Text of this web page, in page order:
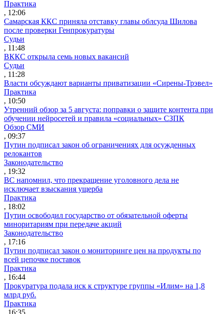
Практика
, 12:06
Самарская ККС приняла отставку главы облсуда Шилова
после проверки Генпрокуратуры
Судьи
, 11:48
ВККС открыла семь новых вакансий
Судьи
, 11:28
Власти обсуждают варианты приватизации «Сирены-Трэвел»
Практика
, 10:50
Утренний обзор за 5 августа: поправки о защите контента при
обучении нейросетей и правила «социальных» СЗПК
Обзор СМИ
, 09:37
Путин подписал закон об ограничениях для осужденных
релокантов
Законодательство
, 19:32
ВС напомнил, что прекращение уголовного дела не
исключает взыскания ущерба
Практика
, 18:02
Путин освободил государство от обязательной оферты
миноритариям при передаче акций
Законодательство
, 17:16
Путин подписал закон о мониторинге цен на продукты по
всей цепочке поставок
Практика
, 16:44
Прокуратура подала иск к структуре группы «Илим» на 1,8
млрд руб.
Практика
, 16:35